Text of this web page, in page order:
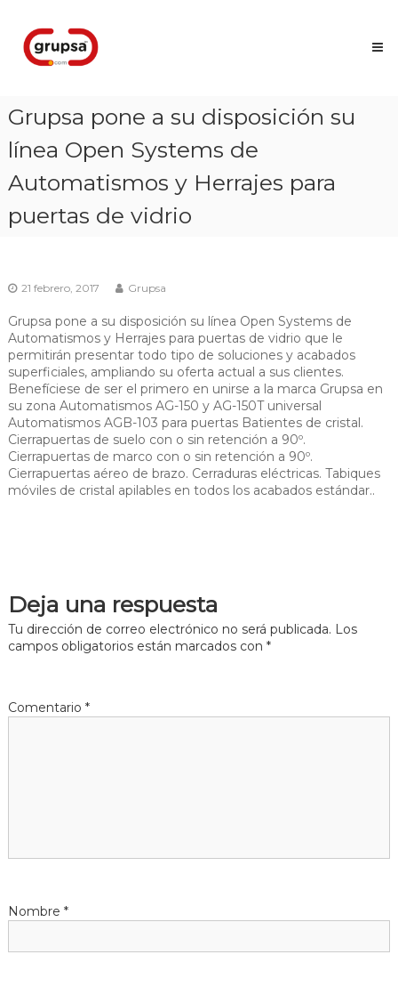
content
Accesos
que
conectan
Grupsa pone a su disposición su
línea Open Systems de
Automatismos y Herrajes para
puertas de vidrio
21 febrero, 2017 Grupsa
Grupsa pone a su disposición su línea Open Systems de
Automatismos y Herrajes para puertas de vidrio que le
permitirán presentar todo tipo de soluciones y acabados
superficiales, ampliando su oferta actual a sus clientes.
Benefíciese de ser el primero en unirse a la marca Grupsa en
su zona Automatismos AG-150 y AG-150T universal
Automatismos AGB-103 para puertas Batientes de cristal.
Cierrapuertas de suelo con o sin retención a 90º.
Cierrapuertas de marco con o sin retención a 90º.
Cierrapuertas aéreo de brazo. Cerraduras eléctricas. Tabiques
móviles de cristal apilables en todos los acabados estándar..
Deja una respuesta
Tu dirección de correo electrónico no será publicada. Los
campos obligatorios están marcados con *
Comentario *
Nombre *